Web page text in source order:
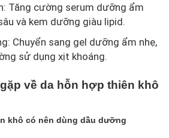
Tăng cường serum dưỡng ẩm
và kem dưỡng giàu lipid.
Chuyển sang gel dưỡng ẩm nhẹ,
sử dụng xịt khoáng.
về da hỗn hợp thiên khô
khô có nên dùng dầu dưỡng